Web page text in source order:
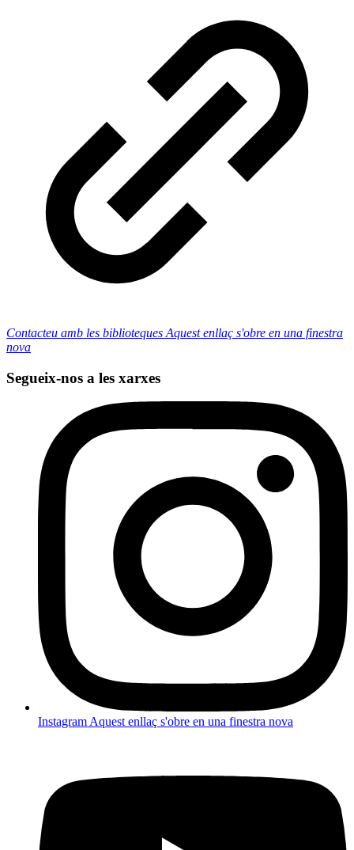
Contacteu amb les biblioteques Aquest enllaç s'obre en una finestra
nova
Segueix-nos a les xarxes
InstagramAquest enllaç s'obre en una finestra nova